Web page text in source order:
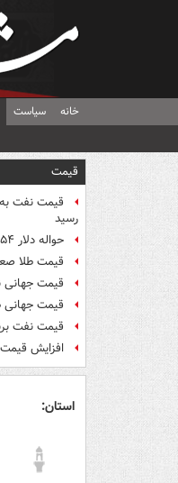
خانه سیاست
قیمت
رسید
حواله دلار ۱۵۴ هزار و ۴۵۱ تومان شد
قیمت طلا
قیمت جهانی نفت
قیمت جهانی طلا
قیمت نفت برنت به ۷۹
افزایش
استان: